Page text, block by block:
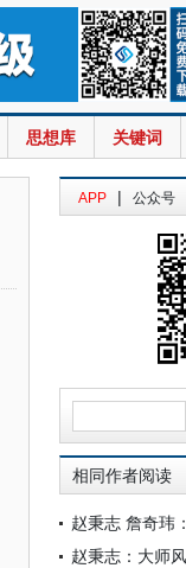
思想库 关键词
APP | 公众号
相同作者阅读